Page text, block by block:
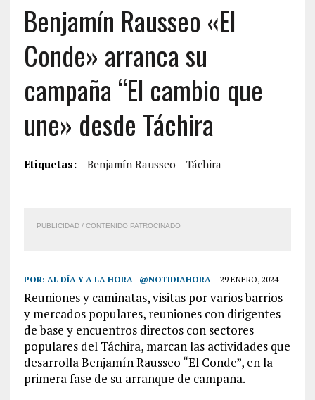
Benjamín Rausseo «El
Conde» arranca su
campaña “El cambio que
une» desde Táchira
Etiquetas: Benjamín Rausseo Táchira
PUBLICIDAD / CONTENIDO PATROCINADO
POR: AL DÍA Y A LA HORA | @NOTIDIAHORA 29 ENERO, 2024
Reuniones y caminatas, visitas por varios barrios
y mercados populares, reuniones con dirigentes
de base y encuentros directos con sectores
populares del Táchira, marcan las actividades que
desarrolla Benjamín Rausseo “El Conde”, en la
primera fase de su arranque de campaña.